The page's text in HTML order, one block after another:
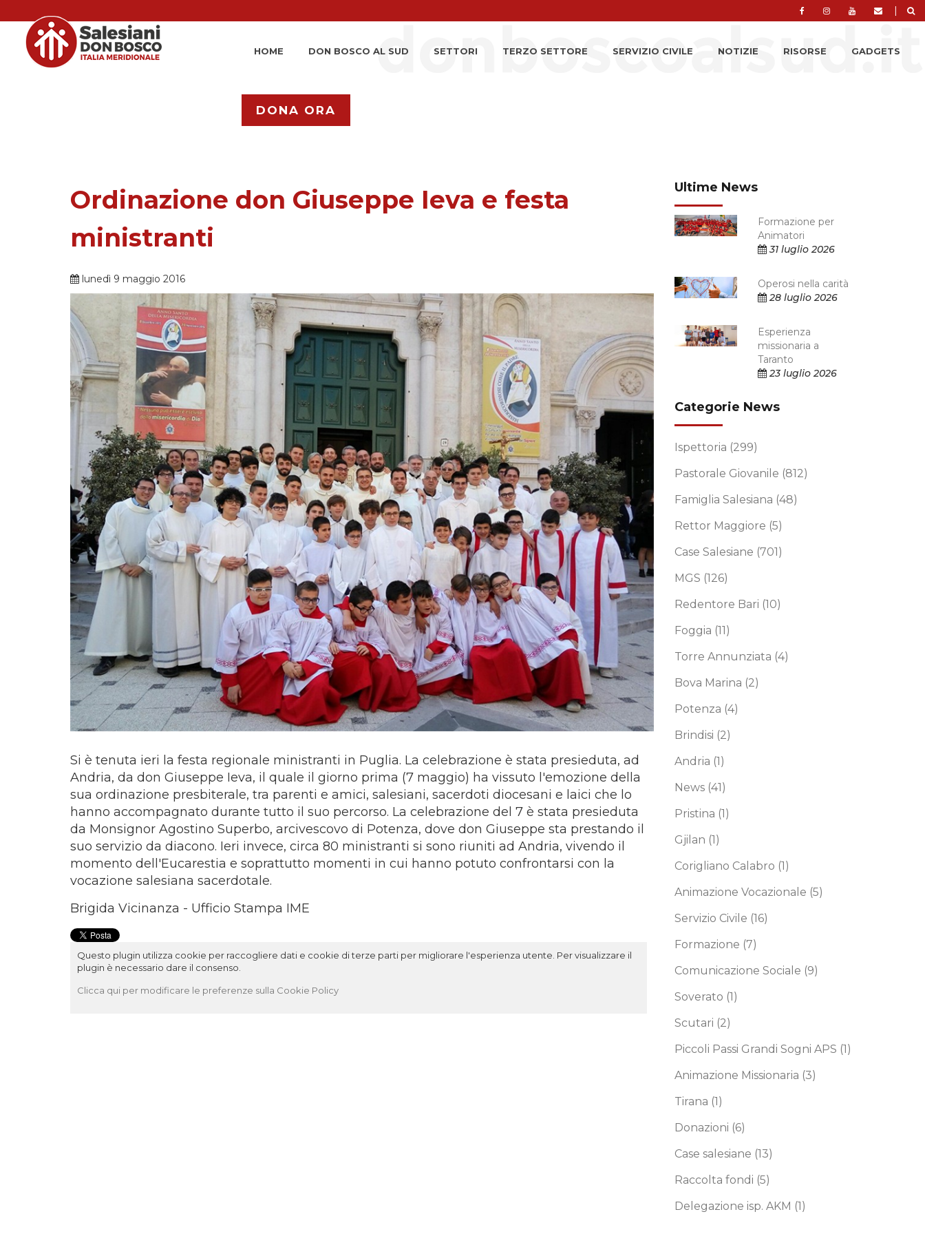
|
HOME DON BOSCO AL SUD SETTORI TERZO SETTORE SERVIZIO CIVILE NOTIZIE RISORSE GADGETS
DONA ORA
Ordinazione don Giuseppe Ieva e festa
ministranti
lunedì 9 maggio 2016
Si è tenuta ieri la festa regionale ministranti in Puglia. La celebrazione è stata presieduta, ad
Andria, da don Giuseppe Ieva, il quale il giorno prima (7 maggio) ha vissuto l'emozione della
sua ordinazione presbiterale, tra parenti e amici, salesiani, sacerdoti diocesani e laici che lo
hanno accompagnato durante tutto il suo percorso. La celebrazione del 7 è stata presieduta
da Monsignor Agostino Superbo, arcivescovo di Potenza, dove don Giuseppe sta prestando il
suo servizio da diacono. Ieri invece, circa 80 ministranti si sono riuniti ad Andria, vivendo il
momento dell'Eucarestia e soprattutto momenti in cui hanno potuto confrontarsi con la
vocazione salesiana sacerdotale.
Brigida Vicinanza - Ufficio Stampa IME
Questo plugin utilizza cookie per raccogliere dati e cookie di terze parti per migliorare l'esperienza utente. Per visualizzare il
plugin è necessario dare il consenso.
Clicca qui per modificare le preferenze sulla Cookie Policy
Ultime News
Formazione per
Animatori
31 luglio 2026
Operosi nella carità
28 luglio 2026
Esperienza
missionaria a
Taranto
23 luglio 2026
Categorie News
Ispettoria (299)
Pastorale Giovanile (812)
Famiglia Salesiana (48)
Rettor Maggiore (5)
Case Salesiane (701)
MGS (126)
Redentore Bari (10)
Foggia (11)
Torre Annunziata (4)
Bova Marina (2)
Potenza (4)
Brindisi (2)
Andria (1)
News (41)
Pristina (1)
Gjilan (1)
Corigliano Calabro (1)
Animazione Vocazionale (5)
Servizio Civile (16)
Formazione (7)
Comunicazione Sociale (9)
Soverato (1)
Scutari (2)
Piccoli Passi Grandi Sogni APS (1)
Animazione Missionaria (3)
Tirana (1)
Donazioni (6)
Case salesiane (13)
Raccolta fondi (5)
Delegazione isp. AKM (1)